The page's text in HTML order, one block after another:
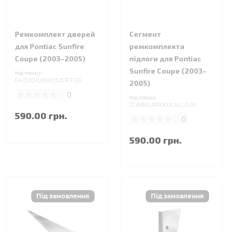
Ремкомплект дверей
для Pontiac Sunfire
Coupe (2003–2005)
Код товару:
04.CVCVLRXXX3.2CP.F.00
0
590.00 грн.
Сегмент
ремкомплекта
підлоги для Pontiac
Sunfire Coupe (2003–
2005)
Код товару:
21.WBFLRPXXXX.ALL.0.00
0
590.00 грн.